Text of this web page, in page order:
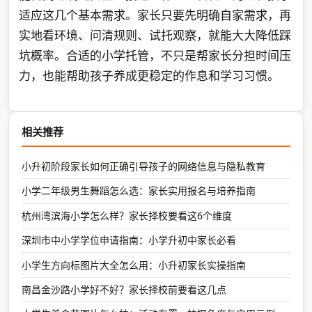
适应这几个基本需求。家长只要先明确自家需求，再
实地看环境、问清规则、试托观察，就能大大降低踩
坑概率。合适的小学托管，不只是帮家长分担时间压
力，也能帮助孩子养成更稳定的作息和学习习惯。
相关推荐
小升初阶段家长如何正确引导孩子的网络信息与隐私教育
小学二年级男生舞蹈怎么选：家长实用报名与培养指南
杭州湾滨海小学怎么样？家长择校要看这6个维度
深圳市中小学学位申请指南：小学升初中家长必看
小学生方向标图片大全怎么用：小升初家长实操指南
南昌金沙路小学好不好？家长择校前要看这几点